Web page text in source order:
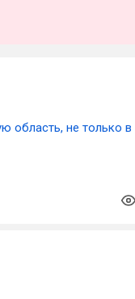
область, не только в